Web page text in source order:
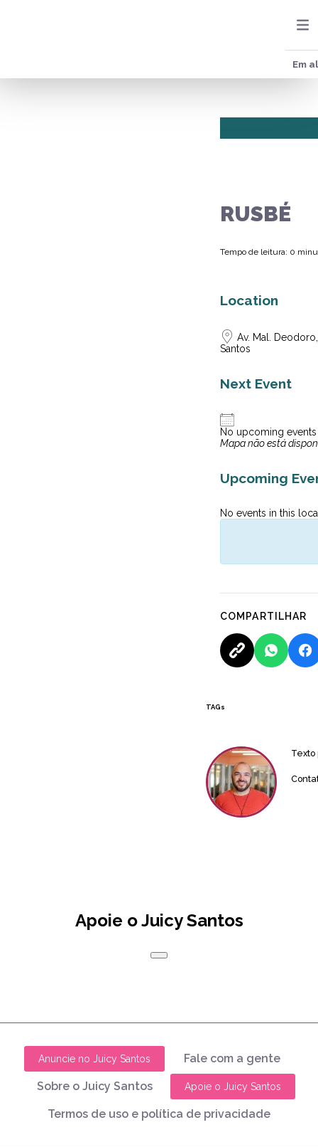
Em
RUSBÉ
Tempo de leitura: 0
Location
Av. Mal.
Santos
Next Event
No upcoming events
Mapa não está
Upcoming
No events in this
COMPARTILHAR
TAGs
Texto
Apoie o Juicy Santos
Anuncie no Juicy Santos Fale com a gente
Sobre o Juicy Santos Apoie o Juicy Santos
Termos de uso e política de privacidade